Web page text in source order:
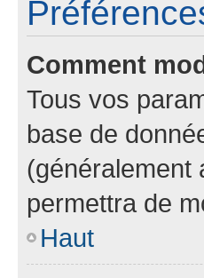
Comment
Tous vos
base de
(généralement
permettra de
Haut